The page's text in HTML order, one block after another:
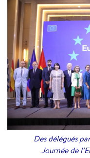
Des délégués
Journée de